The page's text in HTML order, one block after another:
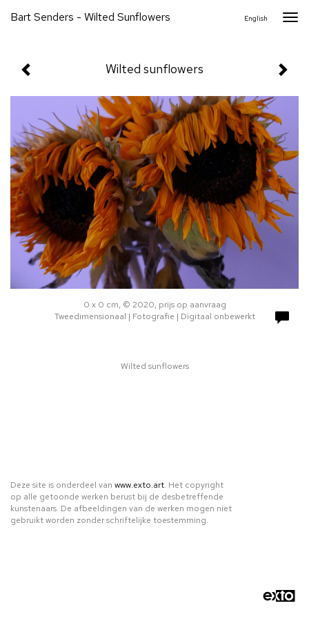
Bart Senders - Wilted Sunflowers English
Wilted sunflowers
0 x 0 cm, © 2020, prijs op aanvraag
Tweedimensionaal | Fotografie | Digitaal onbewerkt
Wilted sunflowers
Deze site is onderdeel van www.exto.art. Het copyright
op alle getoonde werken berust bij de desbetreffende
kunstenaars. De afbeeldingen van de werken mogen niet
gebruikt worden zonder schriftelijke toestemming.